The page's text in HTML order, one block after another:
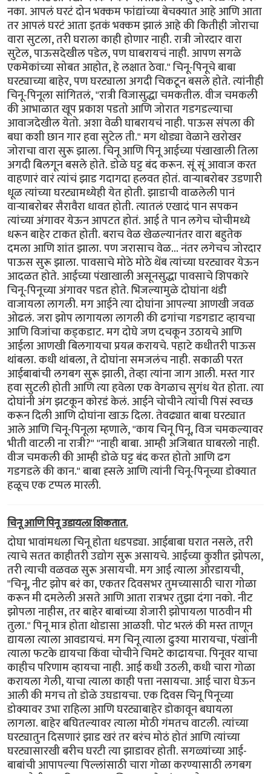
नका. आपलं घरटं दोन भक्कम फांद्यांच्या बेचक्यात आहे आणि आता
तर आपलं घरटं आता इतकं भक्कम झालं आहे की कितीही जोराचा
वारा सुटला, तरी घराला काही होणार नाही. रात्री जोरदार वारा
सुटेल, पाऊसदेखील पडेल, पण घाबरायचं नाही. आपण सगळे
एकमेकांच्या सोबत आहोत, हे लक्षात ठेवा." चिनू-पिनूचे बाबा
घरट्याच्या बाहेर, पण घरट्याला अगदी चिकटून बसले होते. त्यांनीही
चिनू-पिनूला सांगितलं, "रात्री विजासुद्धा चमकतील. वीज चमकली
की आभाळात खूप प्रकाश पडतो आणि जोरात गडगडल्याचा
आवाजदेखील येतो. अशा वेळी घाबरायचं नाही. पाऊस संपला की
बघा कशी छान गार हवा सुटेल ती." मग थोड्या वेळाने खरोखर
जोराचा वारा सुरू झाला. चिनू आणि पिनू आईच्या पंखाखाली तिला
अगदी बिलगून बसले होते. डोळे घट्ट बंद करून. सूं सूं आवाज करत
वाहणारं वारं त्यांचं झाड गदागदा हलवत होतं. वार्‍याबरोबर उडणारी
धूळ त्यांच्या घरट्यामध्येही येत होती. झाडाची वाळलेली पानं
वार्‍याबरोबर सैरावैरा धावत होती. त्यातलं एखादं पान सपकन
त्यांच्या अंगावर येऊन आपटत होतं. आई ते पान लगेच चोचीमध्ये
धरून बाहेर टाकत होती. बराच वेळ खेळल्यानंतर वारा बहुतेक
दमला आणि शांत झाला. पण जरासाच वेळ... नंतर लगेचच जोरदार
पाऊस सुरू झाला. पावसाचे मोठे मोठे थेंब त्यांच्या घरट्यावर येऊन
आदळत होते. आईच्या पंखाखाली असूनसुद्धा पावसाचे शिपकारे
चिनू-पिनूच्या अंगावर पडत होते. भिजल्यामुळे दोघांना थंडी
वाजायला लागली. मग आईने त्या दोघांना आपल्या आणखी जवळ
ओढलं. जरा झोप लागायला लागली की ढगांचा गडगडाट व्हायचा
आणि विजांचा कड्कडाट. मग दोघे जण दचकून उठायचे आणि
आईला आणखी बिलगायचा प्रयत्न करायचे. पहाटे कधीतरी पाऊस
थांबला. कधी थांबला, ते दोघांना समजलंच नाही. सकाळी परत
आईबाबांची लगबग सुरू झाली, तेव्हा त्यांना जाग आली. मस्त गार
हवा सुटली होती आणि त्या हवेला एक वेगळाच सुगंध येत होता. त्या
दोघांनी अंग झटकून कोरडं केलं. आईने चोचीने त्यांची पिसं स्वच्छ
करून दिली आणि दोघांना खाऊ दिला. तेवढ्यात बाबा घरट्यात
आले आणि चिनू-पिनूला म्हणाले, "काय चिनू पिनू, विज चमकल्यावर
भीती वाटली ना रात्री?" "नाही बाबा. आम्ही अजिबात घाबरलो नाही.
वीज चमकली की आम्ही डोळे घट्ट बंद करत होतो आणि ढग
गडगडले की कान." बाबा ह्सले आणि त्यांनी चिनू-पिनूच्या डोक्यात
हळूच एक टप्पल मारली.
चिनू आणि पिनू उडायला शिकतात.
दोघा भावांमधला चिनू होता धडपड्या. आईबाबा घरात नसले, तरी
त्याचे सतत काहीतरी उद्योग सुरू असायचे. आईच्या कुशीत झोपला,
तरी त्याची वळवळ सुरू असायची. मग आई त्याला ओरडायची,
"चिनू, नीट झोप बरं का, एकतर दिवसभर तुमच्यासाठी चारा गोळा
करून मी दमलेली असते आणि आता रात्रभर तुझा दंगा नको. नीट
झोपला नाहीस, तर बाहेर बाबांच्या शेजारी झोपायला पाठवीन मी
तुला." पिनू मात्र होता थोडासा आळशी. पोट भरलं की मस्त ताणून
द्यायला त्याला आवडायचं. मग चिनू त्याला ढुश्या मारायचा, पंखांनी
त्याला फटके द्यायचा किंवा चोचीने चिमटे काढायचा. पिनूवर याचा
काहीच परिणाम व्हायचा नाही. आई कधी उठली, कधी चारा गोळा
करायला गेली, याचा त्याला काही पत्ता नसायचा. आई चारा घेऊन
आली की मगच तो डोळे उघडायचा. एक दिवस चिनू पिनूच्या
डोक्यावर उभा राहिला आणि घरट्याबाहेर डोकावून बघायला
लागला. बाहेर बघितल्यावर त्याला मोठी गंमतच वाटली. त्यांच्या
घरट्यातुन दिसणारं झाड खरं तर बरंच मोठं होतं आणि त्यांच्या
घरट्यासारखी बरीच घरटी त्या झाडावर होती. सगळ्यांच्या आई-
बाबांची आपापल्या पिल्लांसाठी चारा गोळा करण्यासाठी लगबग